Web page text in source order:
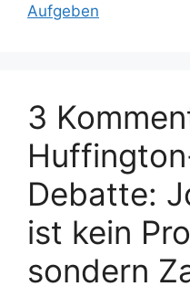
Aufgeben
3
Debatte:
ist kein
sondern